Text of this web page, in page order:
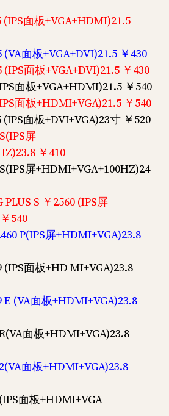
面板+VGA+HDMI)21.5
面板+VGA+DVI)21.5 ￥430
面板+VGA+DVI)21.5 ￥430
面板+VGA+HDMI)21.5 ￥540
面板+HDMI+VGA)21.5 ￥540
面板+DVI+VGA)23寸 ￥520
屏
￥410
屏+HDMI+VGA+100HZ)24
S ￥2560 (IPS屏
540
P(IPS屏+HDMI+VGA)23.8
面板+HD MI+VGA)23.8
(VA面板+HDMI+VGA)23.8
面板+HDMI+VGA)23.8
面板+HDMI+VGA)23.8
面板+HDMI+VGA